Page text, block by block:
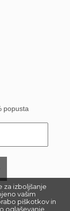
izboljšanje
vašim
piškotkov in
oglaševanje.
popusta